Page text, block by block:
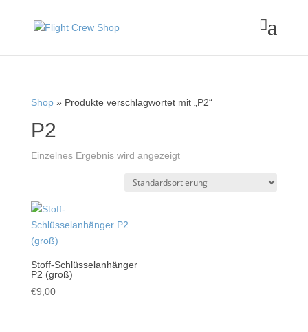

Shop» Produkte verschlagwortet mit „P2“
P2
Einzelnes Ergebnis wird angezeigt
Stoff-Schlüsselanhänger
P2 (groß)
€9,00